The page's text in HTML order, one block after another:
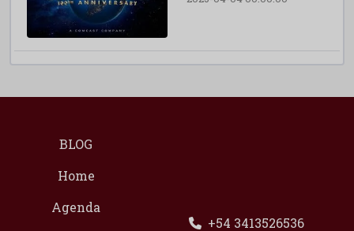
BLOG
Home
Agenda
+54 3413526536